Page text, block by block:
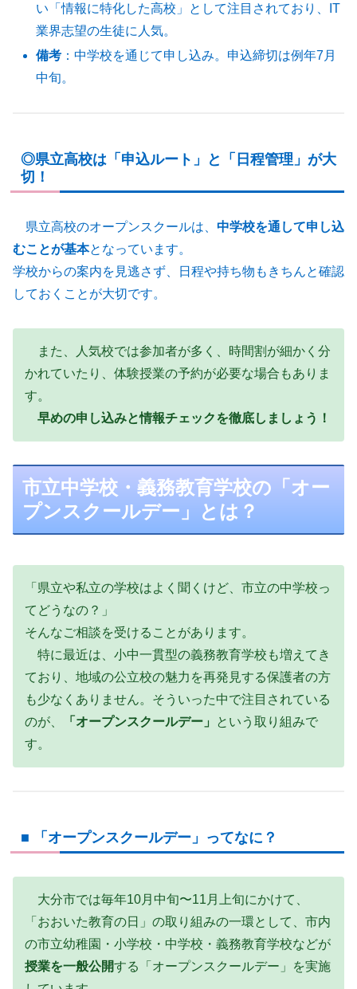
い「情報に特化した高校」として注目されており、IT
業界志望の生徒に人気。
備考 ：中学校を通じて申し込み。申込締切は例年7月
中旬。
◎県立高校は「申込ルート」と「日程管理」が大
切！
県立高校のオープンスクールは、 中学校を通して申し込
むことが基本となっています。
学校からの案内を見逃さず、日程や持ち物もきちんと確認
しておくことが大切です。
また、人気校では参加者が多く、時間割が細かく分
かれていたり、体験授業の予約が必要な場合もありま
す。
早めの申し込みと情報チェックを徹底しましょう！
市立中学校・義務教育学校の「オー
プンスクールデー」とは？
「県立や私立の学校はよく聞くけど、市立の中学校っ
てどうなの？」
そんなご相談を受けることがあります。
特に最近は、小中一貫型の義務教育学校も増えてき
ており、地域の公立校の魅力を再発見する保護者の方
も少なくありません。そういった中で注目されている
のが、
「オープンスクールデー」
という取り組みで
す。
■ 「オープンスクールデー」ってなに？
大分市では毎年10月中旬〜11月上旬にかけて、
「おおいた教育の日」の取り組みの一環として、市内
の市立幼稚園・小学校・中学校・義務教育学校などが
授業を一般公開する「オープンスクールデー」を実施